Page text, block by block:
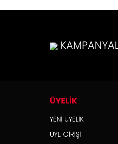
ÜYELİK
YENİ ÜYELİK
ÜYE GİRİŞİ